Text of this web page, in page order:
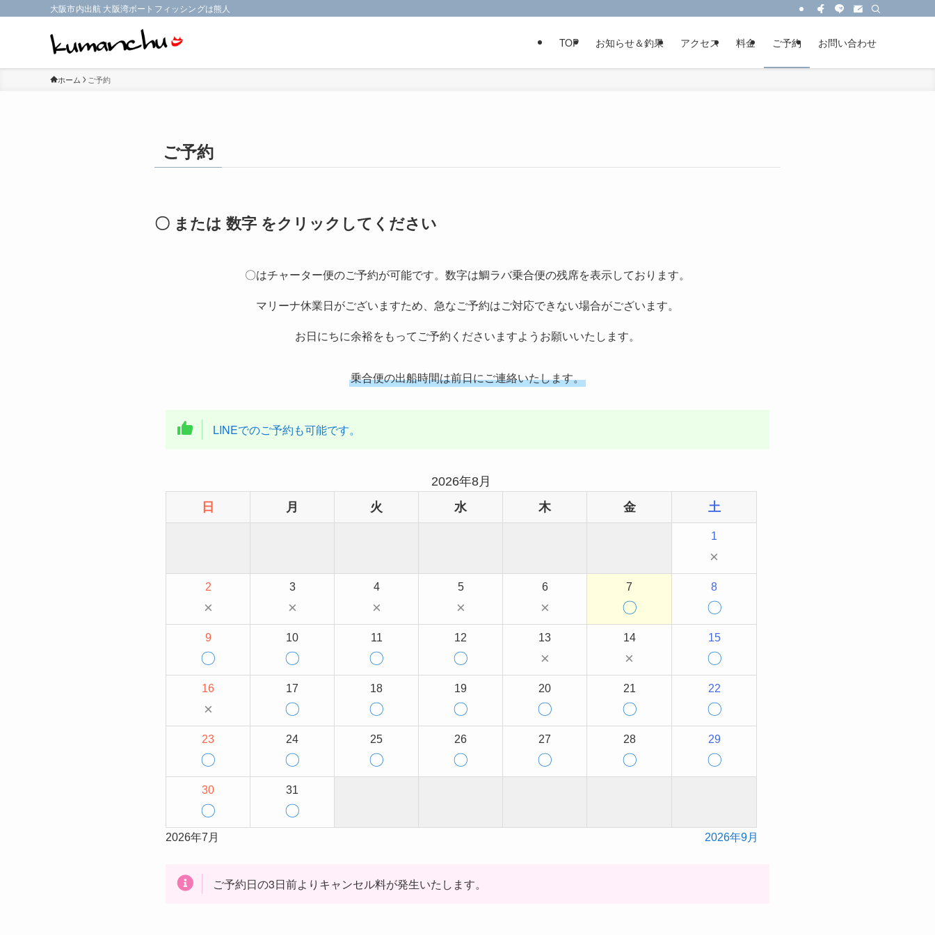
大阪市内出航 大阪湾ボートフィッシングは熊人
TOP お知らせ＆釣果 アクセス 料金 ご予約 お問い合わせ
ホーム ご予約
ご予約
〇 または 数字 をクリックしてください
〇はチャーター便のご予約が可能です。数字は鯛ラバ乗合便の残席を表示しております。
マリーナ休業日がございますため、急なご予約はご対応できない場合がございます。
お日にちに余裕をもってご予約くださいますようお願いいたします。
乗合便の出船時間は前日にご連絡いたします。
LINEでのご予約も可能です。
2026年8月
日
月 火 水 木 金 土
1
×
2
×
3
×
4
×
5
×
6
×
7
〇
8
〇
9
〇
10
〇
11
〇
12
〇
13
×
14
×
15
〇
16
×
17
〇
18
〇
19
〇
20
〇
21
〇
22
〇
23
〇
24
〇
25
〇
26
〇
27
〇
28
〇
29
〇
30
〇
31
〇
2026年7月 2026年9月
ご予約日の3日前よりキャンセル料が発生いたします。